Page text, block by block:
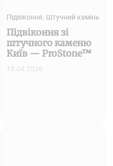
Підвіконня, Штучний камінь
Підвіконня зі
штучного каменю
Київ — ProStone™
15.04.2026